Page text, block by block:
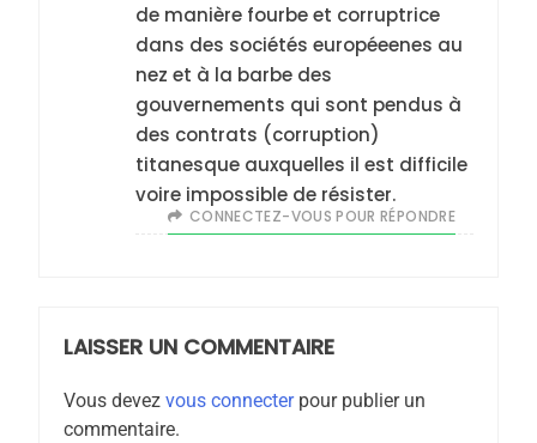
de manière fourbe et corruptrice
dans des sociétés européeenes au
nez et à la barbe des
gouvernements qui sont pendus à
des contrats (corruption)
titanesque auxquelles il est difficile
voire impossible de résister.
CONNECTEZ-VOUS POUR RÉPONDRE
LAISSER UN COMMENTAIRE
Vous devez vous connecterpour publier un
commentaire.
FIÈRE, DIGNE ET RÉSILIENTE :
POURQUOI JE REVENDIQUE
MA JUDAÏTE par Thérèse
Zrihen-Dvir
ISRAÉL JUDAISME
CE QUI NOUS MANQUE –
Jacques Hadida
Maroc : Les amandes de
Azilal consacrés produits